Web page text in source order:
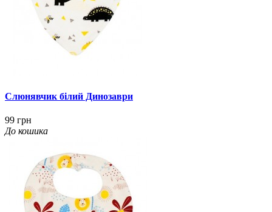
Слюнявчик білий Динозаври
99 грн
До кошика